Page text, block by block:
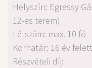
Helyszín: Egressy
12-es terem)
Létszám: max. 10 fő
Korhatár: 16 év felett
Részvételi díj: